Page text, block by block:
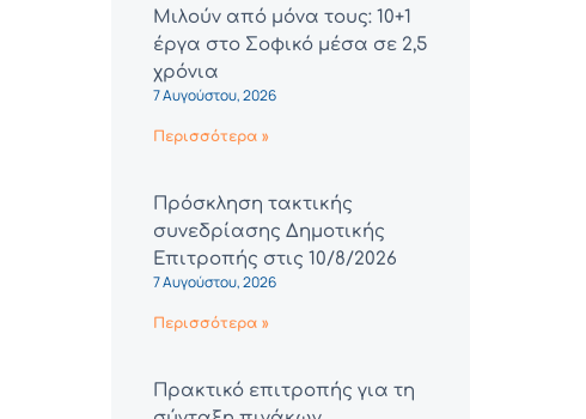
Μιλούν από μόνα τους: 10+1
έργα στο Σοφικό μέσα σε 2,5
χρόνια
7 Αυγούστου, 2026
Περισσότερα »
Πρόσκληση τακτικής
συνεδρίασης Δημοτικής
Επιτροπής στις 10/8/2026
7 Αυγούστου, 2026
Περισσότερα »
Πρακτικό επιτροπής για τη